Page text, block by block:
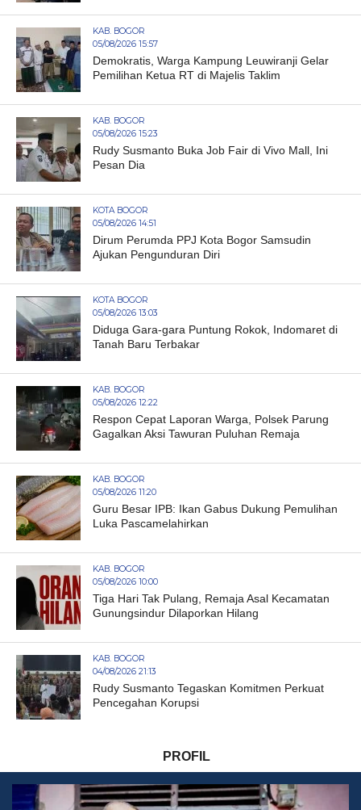
KAB. BOGOR
05/08/2026 15:57
Demokratis, Warga Kampung Leuwiranji Gelar
Pemilihan Ketua RT di Majelis Taklim
KAB. BOGOR
05/08/2026 15:23
Rudy Susmanto Buka Job Fair di Vivo Mall, Ini
Pesan Dia
KOTA BOGOR
05/08/2026 14:51
Dirum Perumda PPJ Kota Bogor Samsudin
Ajukan Pengunduran Diri
KOTA BOGOR
05/08/2026 13:03
Diduga Gara-gara Puntung Rokok, Indomaret di
Tanah Baru Terbakar
KAB. BOGOR
05/08/2026 12:22
Respon Cepat Laporan Warga, Polsek Parung
Gagalkan Aksi Tawuran Puluhan Remaja
KAB. BOGOR
05/08/2026 11:20
Guru Besar IPB: Ikan Gabus Dukung Pemulihan
Luka Pascamelahirkan
KAB. BOGOR
05/08/2026 10:00
Tiga Hari Tak Pulang, Remaja Asal Kecamatan
Gunungsindur Dilaporkan Hilang
KAB. BOGOR
04/08/2026 21:13
Rudy Susmanto Tegaskan Komitmen Perkuat
Pencegahan Korupsi
PROFIL